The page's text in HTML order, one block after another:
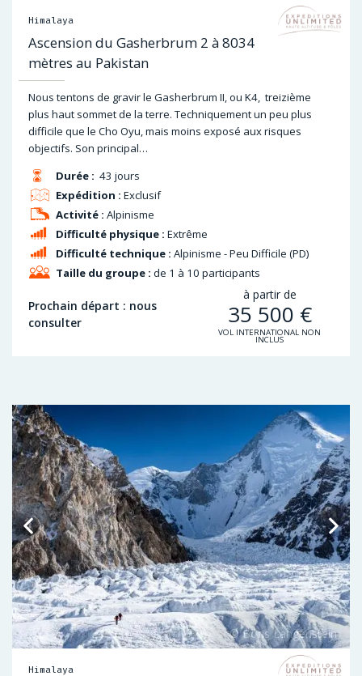
Himalaya
Ascension du Gasherbrum 2 à 8034
mètres au Pakistan
Nous tentons de gravir le Gasherbrum II, ou K4, treizième
plus haut sommet de la terre. Techniquement un peu plus
difficile que le Cho Oyu, mais moins exposé aux risques
objectifs. Son principal…
Durée : 43 jours
Difficulté physique : Extrême
Expédition : Exclusif
Difficulté technique : Alpinisme - Peu Difficile (PD)
Activité : Alpinisme
Taille du groupe : de 1 à 10 participants
Prochain départ : nous
consulter
à partir de
35 500 €
VOL INTERNATIONAL NON
INCLUS
Himalaya